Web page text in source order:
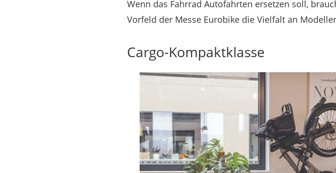
Wenn das Fahrrad Autofahrten ersetzen soll,
Vorfeld der Messe Eurobike die Vielfalt an
Cargo-Kompaktklasse